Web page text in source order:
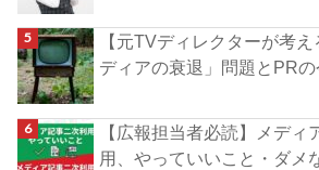
【元TVディレクターが考
ディアの衰退」問題とPRの
【広報担当者必読】メディ
用、やっていいこと・ダメ